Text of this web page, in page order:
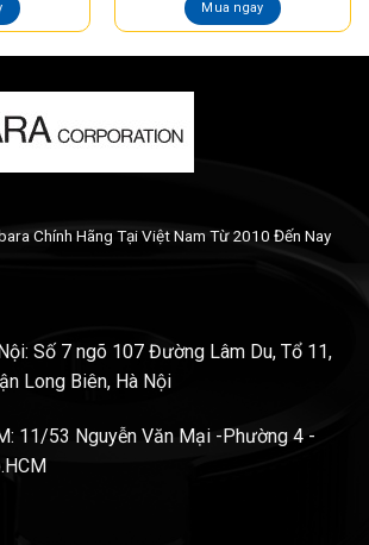
Mua ngay
Chính Hãng Tại Việt Nam Từ 2010 Đến Nay
Số 7 ngõ 107 Đường Lâm Du, Tổ 11,
Long Biên, Hà Nội
11/53 Nguyễn Văn Mại -Phường 4 -